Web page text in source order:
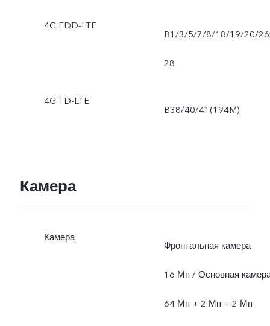
4G FDD-LTE
B1/3/5/7/8/18/19/20/
28
4G TD-LTE
B38/40/41(194M)
Камера
Камера
Фронтальная камера
16 Мп / Основная
64 Мп + 2 Мп + 2 Мп